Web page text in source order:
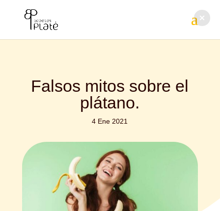
Falsos mitos sobre el
plátano.
4 Ene 2021